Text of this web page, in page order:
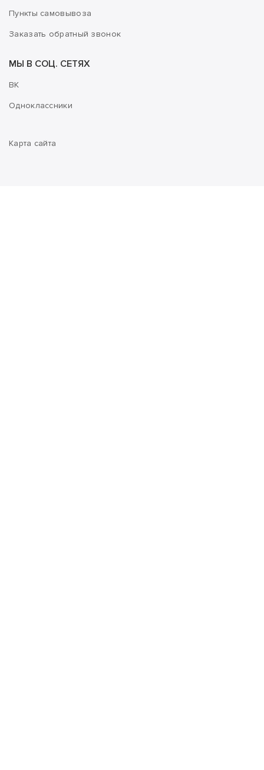
Пункты самовывоза
Заказать обратный звонок
МЫ В СОЦ. СЕТЯХ
ВК
Одноклассники
Карта сайта